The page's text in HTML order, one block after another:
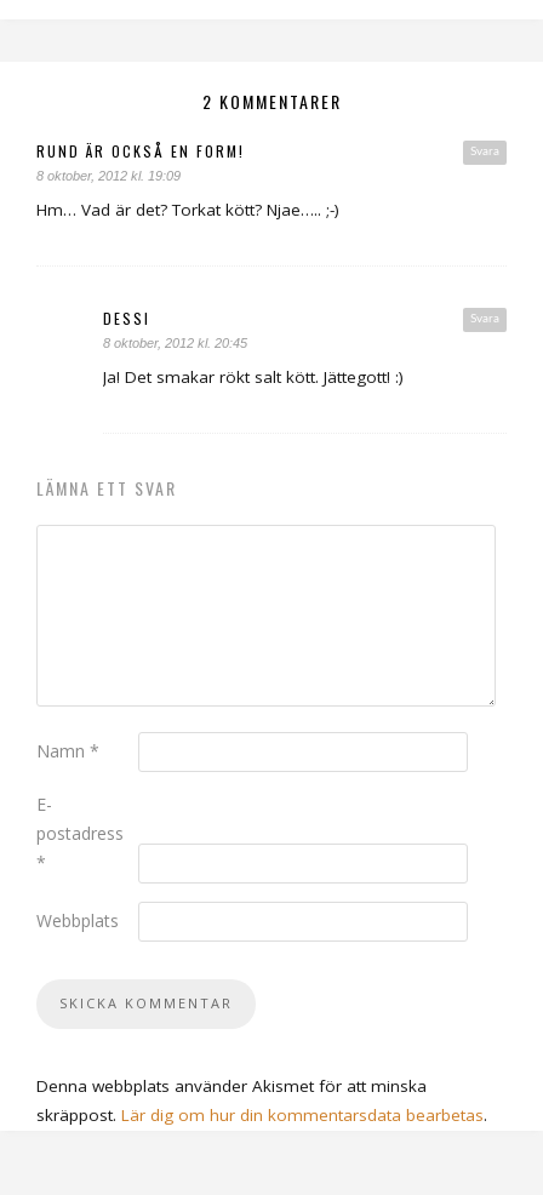
2 KOMMENTARER
Svara
RUND ÄR OCKSÅ EN FORM!
8 oktober, 2012 kl. 19:09
Hm… Vad är det? Torkat kött? Njae….. ;-)
Svara
DESSI
8 oktober, 2012 kl. 20:45
Ja! Det smakar rökt salt kött. Jättegott! :)
LÄMNA ETT SVAR
Namn *
E-
postadress
*
Webbplats
Denna webbplats använder Akismet för att minska
skräppost. Lär dig om hur din kommentarsdata bearbetas.